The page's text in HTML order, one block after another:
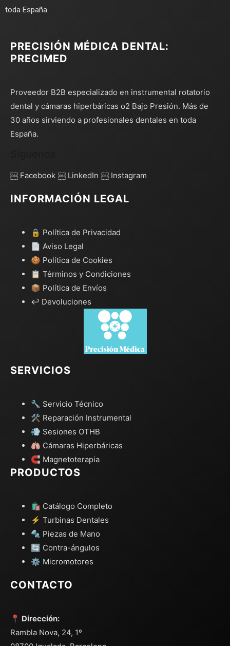
toda España.
PRECISIÓN MÉDICA DENTAL:
PRECIMED
Proveedor B2B especializado en instrumental rotatorio
dental y cámaras hiperbáricas o2 Bajo Presión. Más de
30 años sirviendo a profesionales dentales en toda
España.
￼ Facebook ￼ LinkedIn ￼ Instagram
INFORMACIÓN LEGAL
🔒 Política de Privacidad
📄 Aviso Legal
🍪 Política de Cookies
📋 Términos y Condiciones
📦 Política de Envíos
↩️ Devoluciones
SERVICIOS
🔧 Servicio Técnico
🛠️ Reparación Instrumental
💨 Sesiones OTHB
🫁 Cámaras Hiperbáricas
🧲 Magnetoterapia
PRODUCTOS
🛍️ Catálogo Completo
⚡ Turbinas Dentales
🔩 Piezas de Mano
🔄 Contra-ángulos
⚙️ Micromotores
CONTACTO
📍 Dirección:
Rambla Nova, 24, 1º